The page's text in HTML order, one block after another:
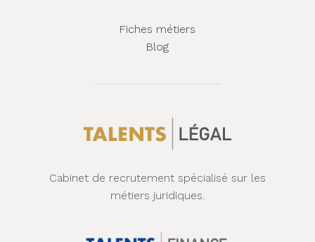
Fiches métiers
Blog
Cabinet de recrutement spécialisé sur les
métiers juridiques.